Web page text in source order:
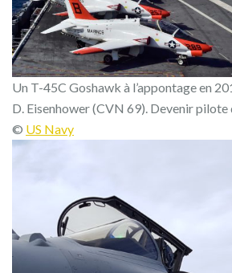
Un T-45C Goshawk à l’appontage en
D. Eisenhower (CVN 69). Devenir pilote
© US Navy